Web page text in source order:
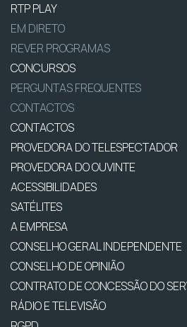
RTP PLAY
EM DIRETO
REVER PROGRAMAS
CONCURSOS
PERGUNTAS FREQUENTES
CONTACTOS
CONTACTOS
PROVEDORA DO TELESPECTADOR
PROVEDORA DO OUVINTE
ACESSIBILIDADES
SATÉLITES
A EMPRESA
CONSELHO GERAL INDEPENDENTE
CONSELHO DE OPINIÃO
CONTRATO DE CONCESSÃO DO
RÁDIO E TELEVISÃO